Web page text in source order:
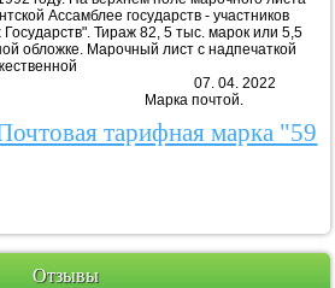
Ассамблее государств - участников
Тираж 82, 5 тыс. марок или 5,5
обложке. Марочный лист с надпечаткой
07. 04. 2022
почтой.
тарифная марка "59
Отзывы